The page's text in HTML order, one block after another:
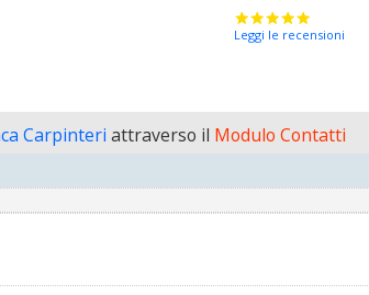
Leggi le recensioni
Carpinteri attraverso il Modulo Contatti